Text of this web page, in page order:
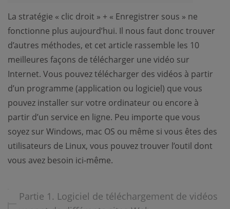
La stratégie « clic droit » + « Enregistrer sous » ne
fonctionne plus aujourd’hui. Il nous faut donc trouver
d’autres méthodes, et cet article rassemble les 10
meilleures façons de télécharger une vidéo sur
Internet. Vous pouvez télécharger des vidéos à partir
d’un programme (application ou logiciel) que vous
pouvez installer sur votre ordinateur ou encore à
partir d’un service en ligne. Peu importe que vous
soyez sur Windows, mac OS ou même si vous êtes des
utilisateurs de Linux, vous pouvez trouver l’outil dont
vous avez besoin ici-même.
Partie 1. Logiciel de téléchargement de vidéos